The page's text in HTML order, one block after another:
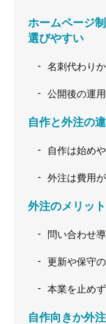
ホームページ
選びやすい
名刺代わり
公開後の運
自作と外注の
自作は始め
外注は費用
外注のメリッ
問い合わせ
更新や保守
本業を止め
自作向きか外